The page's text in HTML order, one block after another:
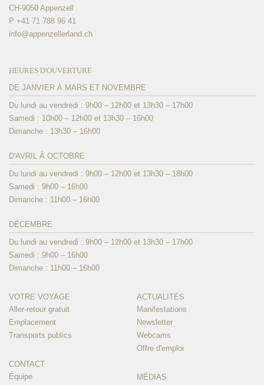
CH-9050 Appenzell
P +41 71 788 96 41
info@appenzellerland.ch
HEURES D'OUVERTURE
DE JANVIER À MARS ET NOVEMBRE
Du lundi au vendredi : 9h00 – 12h00 et 13h30 – 17h00
Samedi : 10h00 – 12h00 et 13h30 – 16h00
Dimanche : 13h30 – 16h00
D'AVRIL À OCTOBRE
Du lundi au vendredi : 9h00 – 12h00 et 13h30 – 18h00
Samedi : 9h00 – 16h00
Dimanche : 11h00 – 16h00
DÉCEMBRE
Du lundi au vendredi : 9h00 – 12h00 et 13h30 – 17h00
Samedi : 9h00 – 16h00
Dimanche : 11h00 – 16h00
VOTRE VOYAGE
Aller-retour gratuit
Emplacement
Transports publics
CONTACT
Équipe
ACTUALITÉS
Manifestations
Newsletter
Webcams
Offre d'emploi
MÉDIAS